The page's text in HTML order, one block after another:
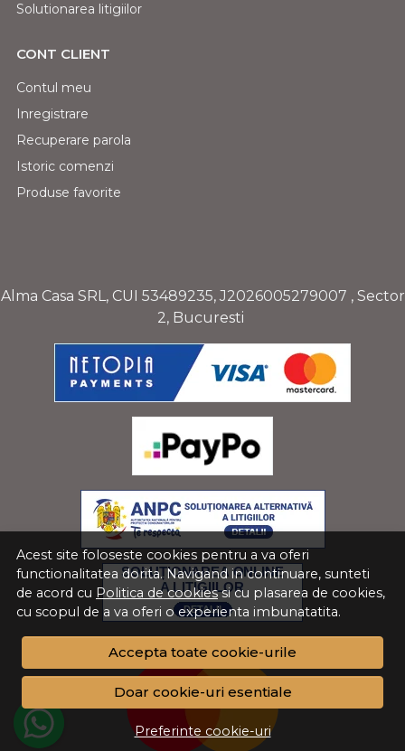
Acest site foloseste cookies pentru a va oferi
functionalitatea dorita. Navigand in continuare, sunteti
de acord cu Politica de cookiessi cu plasarea de cookies,
cu scopul de a va oferi o experienta imbunatatita.
Accepta toate cookie-urile
Doar cookie-uri esentiale
Preferinte cookie-uri
Solutionarea litigiilor
CONT CLIENT
Contul meu
Inregistrare
Recuperare parola
Istoric comenzi
Produse favorite
Alma Casa SRL, CUI 53489235, J2026005279007 , Sector
2, Bucuresti